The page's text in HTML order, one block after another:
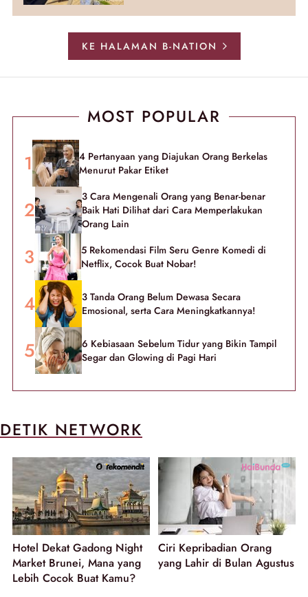
KE HALAMAN B-NATION
MOST POPULAR
4 Pertanyaan yang Diajukan Orang Berkelas
Menurut Pakar Etiket
3 Cara Mengenali Orang yang Benar-benar
Baik Hati Dilihat dari Cara Memperlakukan
Orang Lain
5 Rekomendasi Film Seru Genre Komedi di
Netflix, Cocok Buat Nobar!
3 Tanda Orang Belum Dewasa Secara
Emosional, serta Cara Meningkatkannya!
6 Kebiasaan Sebelum Tidur yang Bikin Tampil
Segar dan Glowing di Pagi Hari
DETIK NETWORK
Hotel Dekat Gadong Night
Market Brunei, Mana yang
Lebih Cocok Buat Kamu?
Ciri Kepribadian Orang
yang Lahir di Bulan Agustus